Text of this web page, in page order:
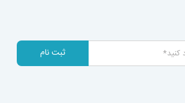
ثبت نام